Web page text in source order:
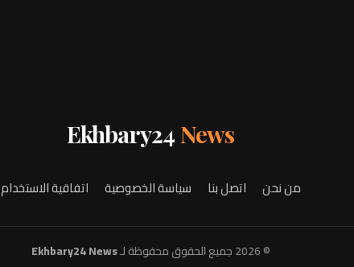
Ekhbary24 News
من نحن اتصل بنا سياسة الخصوصية اتفاقية الاستخدام
© 2026 جميع الحقوق محفوظة لـ Ekhbary24 News